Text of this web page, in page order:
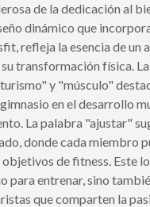
de la dedicación al
dinámico que
refleja la esencia de un
transformación física.
y "músculo"
en el desarrollo
La palabra "ajustar"
donde cada miembro
objetivos de fitness. Este
para entrenar, sino
que comparten la